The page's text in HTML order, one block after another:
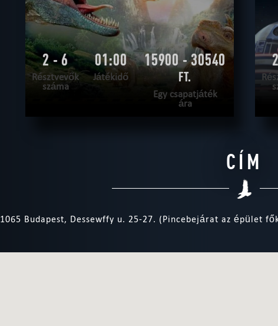
2 - 6
Résztvevők
száma
01:00
Játékidő
15900 - 30540
FT.
Egy csapatjáték
ára
CÍM
1065 Budapest, Dessewffy u. 25-27. (Pincebejárat az épület